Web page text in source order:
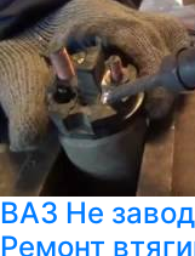
ВАЗ Не
Ремонт